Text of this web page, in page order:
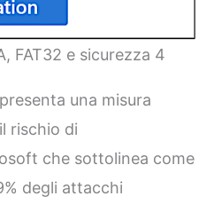
FAT32 e sicurezza 4
una misura
rischio di
che sottolinea come
degli attacchi